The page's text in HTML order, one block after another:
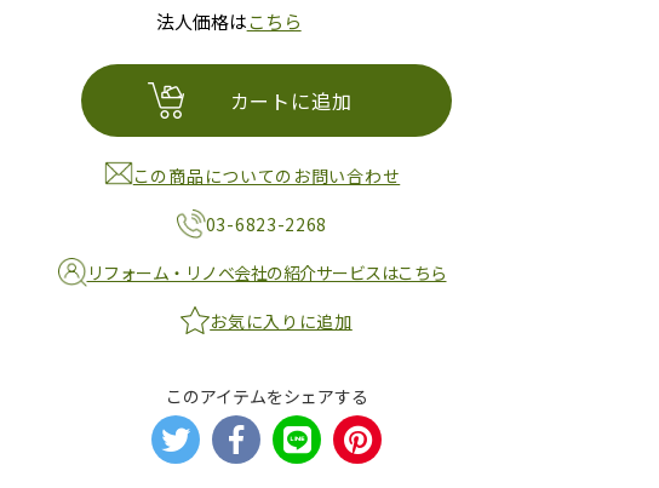
法人価格はこちら
カートに追加
この商品についてのお問い合わせ
03-6823-2268
リフォーム・リノベ会社の紹介サービスはこちら
お気に入りに追加
このアイテムをシェアする